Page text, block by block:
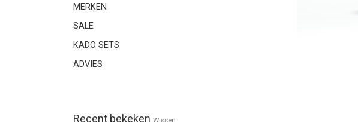
MERKEN
SALE
KADO SETS
ADVIES
Recent bekeken Wissen